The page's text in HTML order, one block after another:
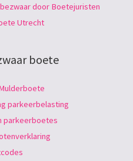
door Boetejuristen
Utrecht
boete
parkeerbelasting
parkeerboetes